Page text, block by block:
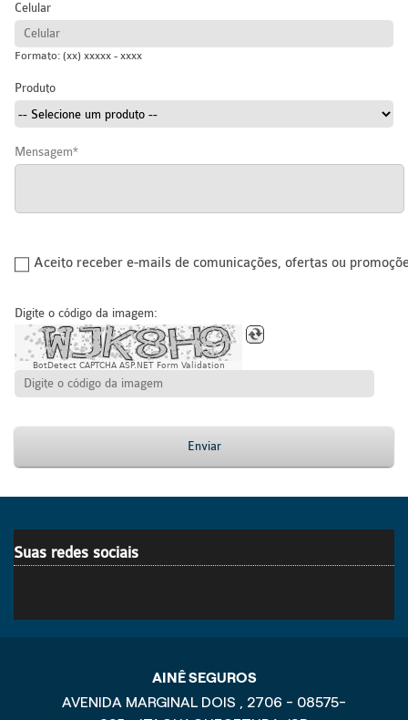
Celular
Formato: (xx) xxxxx - xxxx
Produto
Mensagem
Aceito receber e-mails de comunicações, ofertas ou
Digite o código da imagem:
BotDetect CAPTCHA ASP.NET Form Validation
Enviar
Suas redes sociais
AINÊ SEGUROS
AVENIDA MARGINAL DOIS , 2706 - 08575-